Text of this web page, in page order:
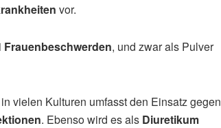
vor.
Frauenbeschwerden, und zwar als Pulver
vielen Kulturen umfasst den Einsatz gegen
. Ebenso wird es als Diuretikum